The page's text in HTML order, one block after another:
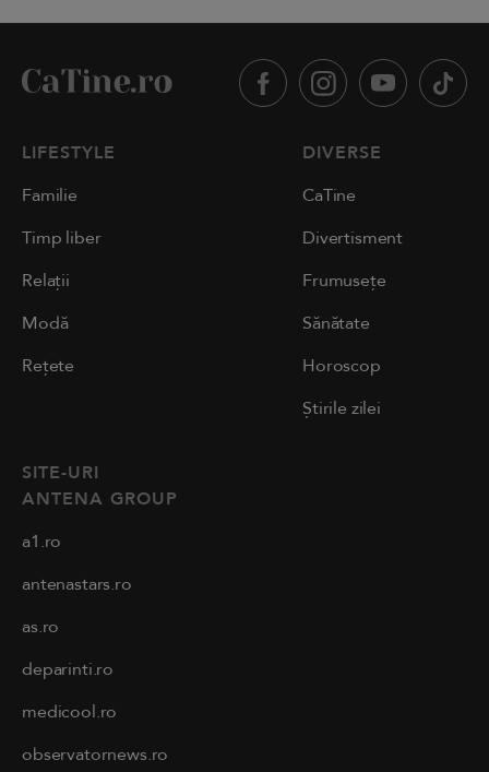
LIFESTYLE
Familie
Timp liber
Relații
Modă
Rețete
DIVERSE
CaTine
Divertisment
Frumusețe
Sănătate
Horoscop
Știrile zilei
SITE-URI
ANTENA GROUP
a1.ro
antenastars.ro
as.ro
deparinti.ro
medicool.ro
observatornews.ro